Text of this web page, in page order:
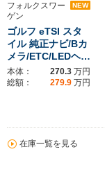
フォルクスワー
ゲン
NEW
ゴルフ eTSI スタ
イル 純正ナビ/Bカ
メラ/ETC/LEDヘ…
本体： 270.3 万円
総額：
279.9 万円
在庫一覧を見る